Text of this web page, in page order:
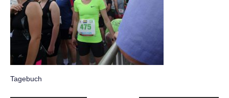
Tagebuch